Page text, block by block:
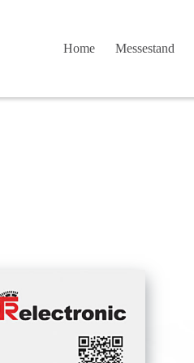
Home
Messestand